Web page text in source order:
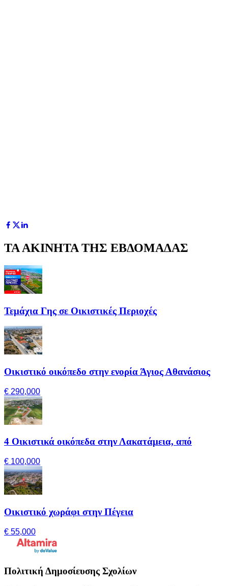
ΤΑ ΑΚΙΝΗΤΑ ΤΗΣ ΕΒΔΟΜΑΔΑΣ
Τεμάχια Γης σε Οικιστικές Περιοχές
Οικιστικό οικόπεδο στην ενορία Άγιος Αθανάσιος
€ 290,000
4 Οικιστικά οικόπεδα στην Λακατάμεια, από
€ 100,000
Οικιστικό χωράφι στην Πέγεια
€ 55,000
Πολιτική Δημοσίευσης Σχολίων